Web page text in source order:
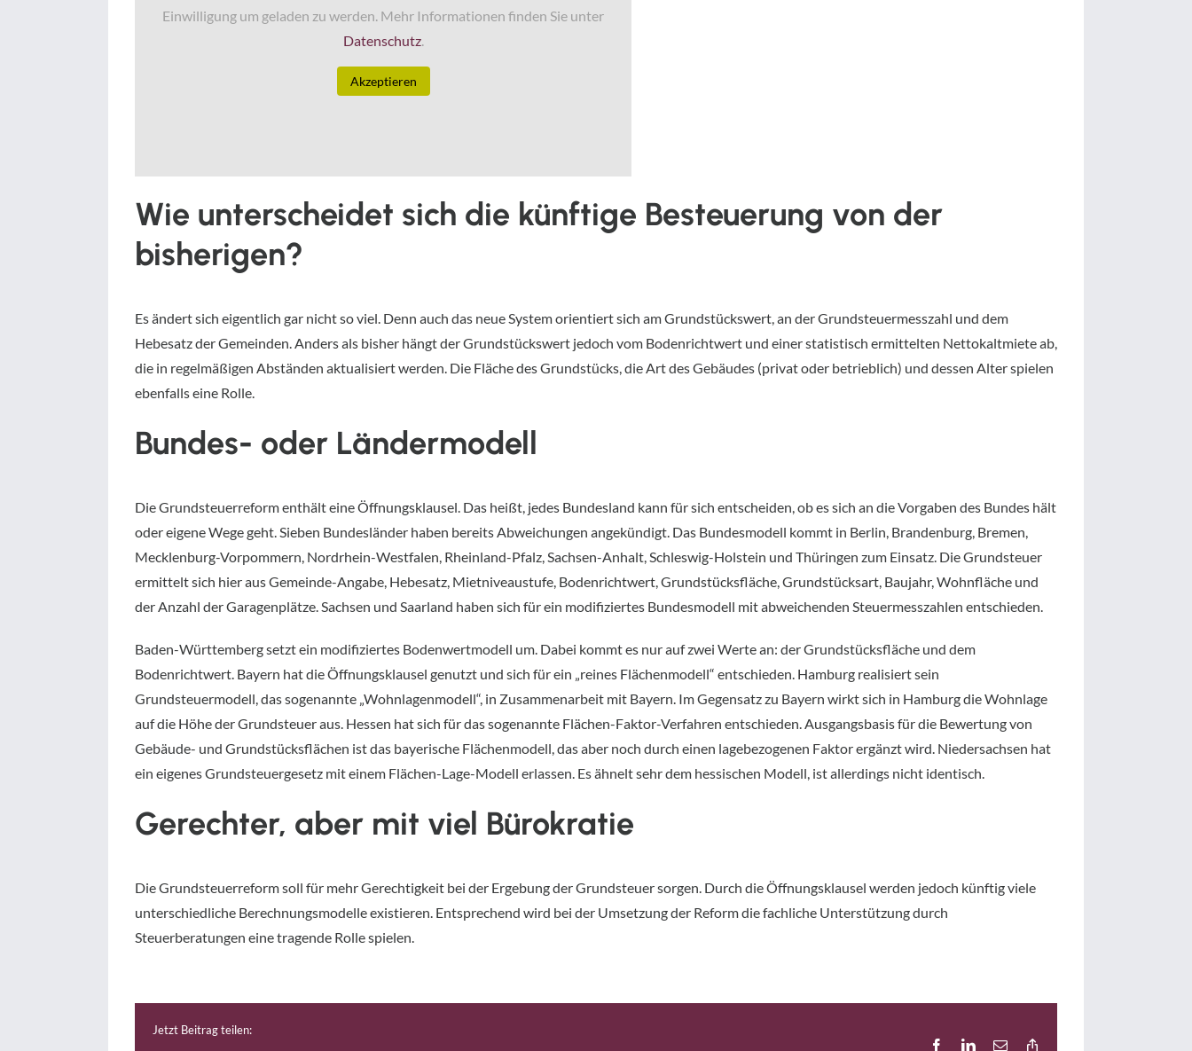
Einwilligung um geladen zu werden. Mehr Informationen finden Sie unter
Datenschutz.
Akzeptieren
Wie unterscheidet sich die künftige Besteuerung von der
bisherigen?
Es ändert sich eigentlich gar nicht so viel. Denn auch das neue System orientiert sich am Grundstückswert, an der Grundsteuermesszahl und dem
Hebesatz der Gemeinden. Anders als bisher hängt der Grundstückswert jedoch vom Bodenrichtwert und einer statistisch ermittelten Nettokaltmiete ab,
die in regelmäßigen Abständen aktualisiert werden. Die Fläche des Grundstücks, die Art des Gebäudes (privat oder betrieblich) und dessen Alter spielen
ebenfalls eine Rolle.
Bundes- oder Ländermodell
Die Grundsteuerreform enthält eine Öffnungsklausel. Das heißt, jedes Bundesland kann für sich entscheiden, ob es sich an die Vorgaben des Bundes hält
oder eigene Wege geht. Sieben Bundesländer haben bereits Abweichungen angekündigt. Das Bundesmodell kommt in Berlin, Brandenburg, Bremen,
Mecklenburg-Vorpommern, Nordrhein-Westfalen, Rheinland-Pfalz, Sachsen-Anhalt, Schleswig-Holstein und Thüringen zum Einsatz. Die Grundsteuer
ermittelt sich hier aus Gemeinde-Angabe, Hebesatz, Mietniveaustufe, Bodenrichtwert, Grundstücksfläche, Grundstücksart, Baujahr, Wohnfläche und
der Anzahl der Garagenplätze. Sachsen und Saarland haben sich für ein modifiziertes Bundesmodell mit abweichenden Steuermesszahlen entschieden.
Baden-Württemberg setzt ein modifiziertes Bodenwertmodell um. Dabei kommt es nur auf zwei Werte an: der Grundstücksfläche und dem
Bodenrichtwert. Bayern hat die Öffnungsklausel genutzt und sich für ein „reines Flächenmodell“ entschieden. Hamburg realisiert sein
Grundsteuermodell, das sogenannte „Wohnlagenmodell“, in Zusammenarbeit mit Bayern. Im Gegensatz zu Bayern wirkt sich in Hamburg die Wohnlage
auf die Höhe der Grundsteuer aus. Hessen hat sich für das sogenannte Flächen-Faktor-Verfahren entschieden. Ausgangsbasis für die Bewertung von
Gebäude- und Grundstücksflächen ist das bayerische Flächenmodell, das aber noch durch einen lagebezogenen Faktor ergänzt wird. Niedersachsen hat
ein eigenes Grundsteuergesetz mit einem Flächen-Lage-Modell erlassen. Es ähnelt sehr dem hessischen Modell, ist allerdings nicht identisch.
Gerechter, aber mit viel Bürokratie
Die Grundsteuerreform soll für mehr Gerechtigkeit bei der Ergebung der Grundsteuer sorgen. Durch die Öffnungsklausel werden jedoch künftig viele
unterschiedliche Berechnungsmodelle existieren. Entsprechend wird bei der Umsetzung der Reform die fachliche Unterstützung durch
Steuerberatungen eine tragende Rolle spielen.
Jetzt Beitrag teilen:
FacebookLinkedIn
E-